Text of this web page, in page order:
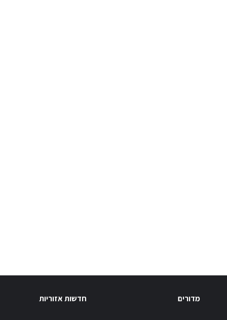
מדורים חדשות אזוריות